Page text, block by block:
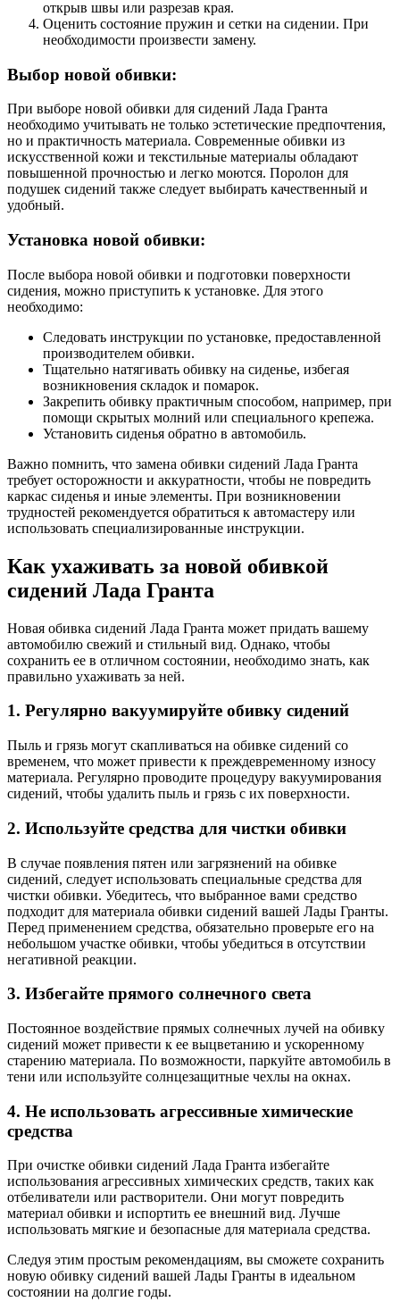
открыв швы или разрезав края.
Оценить состояние пружин и сетки на сидении. При
необходимости произвести замену.
Выбор новой обивки:
При выборе новой обивки для сидений Лада Гранта
необходимо учитывать не только эстетические предпочтения,
но и практичность материала. Современные обивки из
искусственной кожи и текстильные материалы обладают
повышенной прочностью и легко моются. Поролон для
подушек сидений также следует выбирать качественный и
удобный.
Установка новой обивки:
После выбора новой обивки и подготовки поверхности
сидения, можно приступить к установке. Для этого
необходимо:
Следовать инструкции по установке, предоставленной
производителем обивки.
Тщательно натягивать обивку на сиденье, избегая
возникновения складок и помарок.
Закрепить обивку практичным способом, например, при
помощи скрытых молний или специального крепежа.
Установить сиденья обратно в автомобиль.
Важно помнить, что замена обивки сидений Лада Гранта
требует осторожности и аккуратности, чтобы не повредить
каркас сиденья и иные элементы. При возникновении
трудностей рекомендуется обратиться к автомастеру или
использовать специализированные инструкции.
Как ухаживать за новой обивкой
сидений Лада Гранта
Новая обивка сидений Лада Гранта может придать вашему
автомобилю свежий и стильный вид. Однако, чтобы
сохранить ее в отличном состоянии, необходимо знать, как
правильно ухаживать за ней.
1. Регулярно вакуумируйте обивку сидений
Пыль и грязь могут скапливаться на обивке сидений со
временем, что может привести к преждевременному износу
материала. Регулярно проводите процедуру вакуумирования
сидений, чтобы удалить пыль и грязь с их поверхности.
2. Используйте средства для чистки обивки
В случае появления пятен или загрязнений на обивке
сидений, следует использовать специальные средства для
чистки обивки. Убедитесь, что выбранное вами средство
подходит для материала обивки сидений вашей Лады Гранты.
Перед применением средства, обязательно проверьте его на
небольшом участке обивки, чтобы убедиться в отсутствии
негативной реакции.
3. Избегайте прямого солнечного света
Постоянное воздействие прямых солнечных лучей на обивку
сидений может привести к ее выцветанию и ускоренному
старению материала. По возможности, паркуйте автомобиль в
тени или используйте солнцезащитные чехлы на окнах.
4. Не использовать агрессивные химические
средства
При очистке обивки сидений Лада Гранта избегайте
использования агрессивных химических средств, таких как
отбеливатели или растворители. Они могут повредить
материал обивки и испортить ее внешний вид. Лучше
использовать мягкие и безопасные для материала средства.
Следуя этим простым рекомендациям, вы сможете сохранить
новую обивку сидений вашей Лады Гранты в идеальном
состоянии на долгие годы.